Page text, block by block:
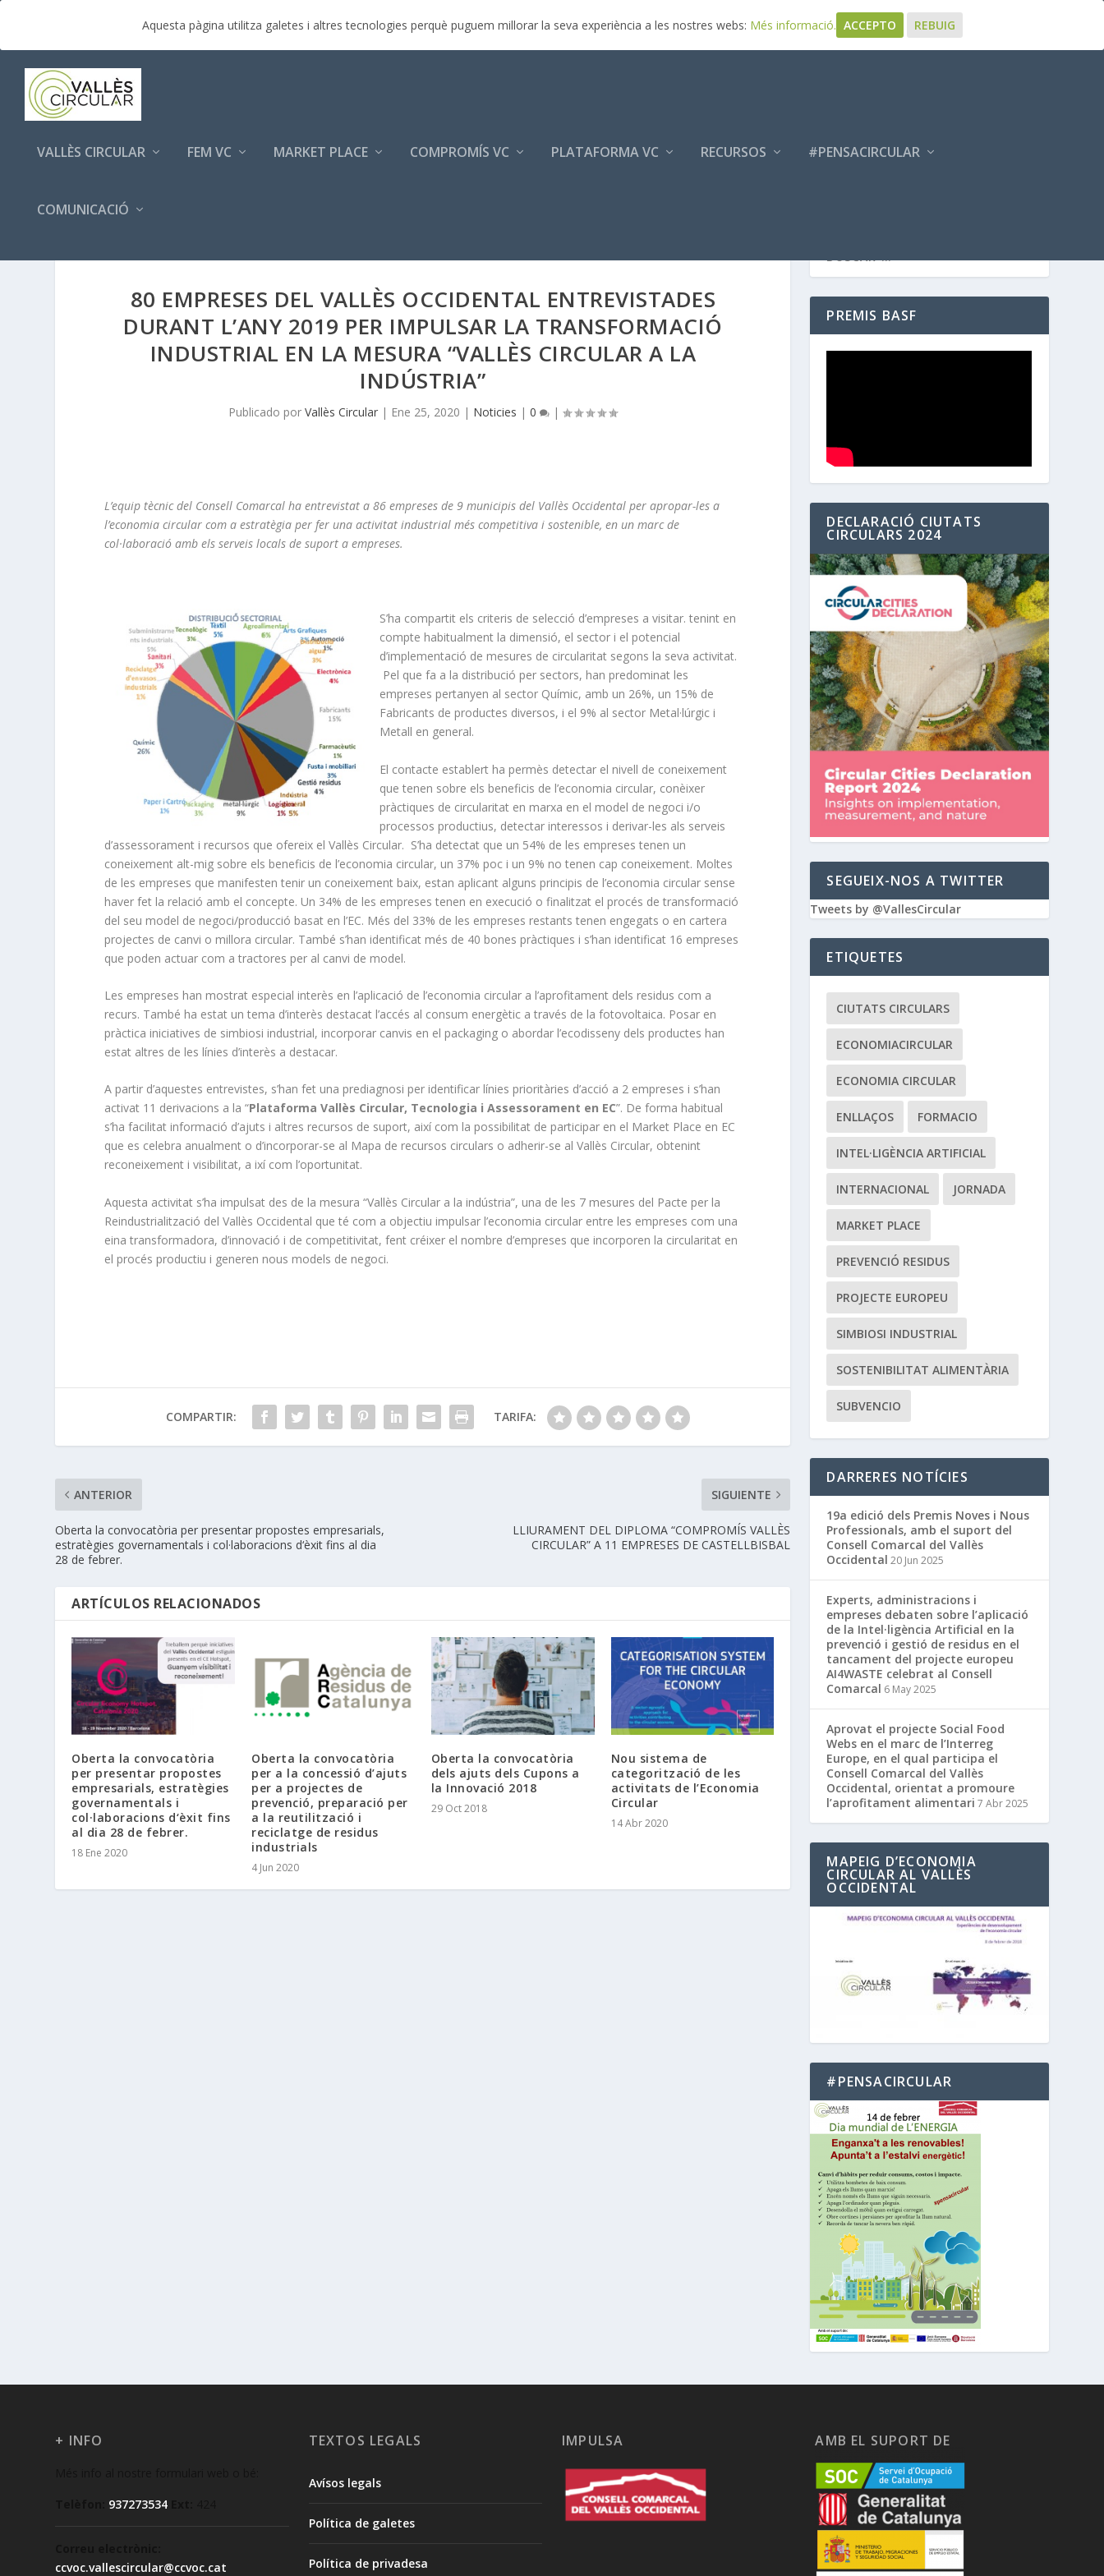
TENDENCIAS: Market Place – Jornada Vallès Circular 2017
VALLÈS CIRCULAR FEM VC MARKET PLACE COMPROMÍS VC PLATAFORMA VC RECURSOS #PENSACIRCULAR
COMUNICACIÓ
80 EMPRESES DEL VALLÈS OCCIDENTAL ENTREVISTADES
DURANT L’ANY 2019 PER IMPULSAR LA TRANSFORMACIÓ
INDUSTRIAL EN LA MESURA “VALLÈS CIRCULAR A LA
INDÚSTRIA”
Publicado porVallès Circular | Ene 25, 2020 | Noticies |0 |
L’equip tècnic del Consell Comarcal ha entrevistat a 86 empreses de 9 municipis del Vallès Occidental per apropar-les a
l’economia circular com a estratègia per fer una activitat industrial més competitiva i sostenible, en un marc de
col·laboració amb els serveis locals de suport a empreses.
S’ha compartit els criteris de selecció d’empreses a visitar. tenint en
compte habitualment la dimensió, el sector i el potencial
d’implementació de mesures de circularitat segons la seva activitat.
Pel que fa a la distribució per sectors, han predominat les
empreses pertanyen al sector Químic, amb un 26%, un 15% de
Fabricants de productes diversos, i el 9% al sector Metal·lúrgic i
Metall en general.
El contacte establert ha permès detectar el nivell de coneixement
que tenen sobre els beneficis de l’economia circular, conèixer
pràctiques de circularitat en marxa en el model de negoci i/o
processos productius, detectar interessos i derivar-les als serveis
d’assessorament i recursos que ofereix el Vallès Circular. S’ha detectat que un 54% de les empreses tenen un
coneixement alt-mig sobre els beneficis de l’economia circular, un 37% poc i un 9% no tenen cap coneixement. Moltes
de les empreses que manifesten tenir un coneixement baix, estan aplicant alguns principis de l’economia circular sense
haver fet la relació amb el concepte. Un 34% de les empreses tenen en execució o finalitzat el procés de transformació
del seu model de negoci/producció basat en l’EC. Més del 33% de les empreses restants tenen engegats o en cartera
projectes de canvi o millora circular. També s’han identificat més de 40 bones pràctiques i s’han identificat 16 empreses
que poden actuar com a tractores per al canvi de model.
Les empreses han mostrat especial interès en l’aplicació de l’economia circular a l’aprofitament dels residus com a
recurs. També ha estat un tema d’interès destacat l’accés al consum energètic a través de la fotovoltaica. Posar en
pràctica iniciatives de simbiosi industrial, incorporar canvis en el packaging o abordar l’ecodisseny dels productes han
estat altres de les línies d’interès a destacar.
A partir d’aquestes entrevistes, s’han fet una prediagnosi per identificar línies prioritàries d’acció a 2 empreses i s’han
activat 11 derivacions a la “Plataforma Vallès Circular, Tecnologia i Assessorament en EC”. De forma habitual
s’ha facilitat informació d’ajuts i altres recursos de suport, així com la possibilitat de participar en el Market Place en EC
que es celebra anualment o d’incorporar-se al Mapa de recursos circulars o adherir-se al Vallès Circular, obtenint
reconeixement i visibilitat, a ixí com l’oportunitat.
Aquesta activitat s’ha impulsat des de la mesura “Vallès Circular a la indústria”, una de les 7 mesures del Pacte per la
Reindustrialització del Vallès Occidental que té com a objectiu impulsar l’economia circular entre les empreses com una
eina transformadora, d’innovació i de competitivitat, fent créixer el nombre d’empreses que incorporen la circularitat en
el procés productiu i generen nous models de negoci.
COMPARTIR: TARIFA:
ANTERIOR
Oberta la convocatòria per presentar propostes empresarials,
estratègies governamentals i col·laboracions d‘èxit fins al dia
28 de febrer.
SIGUIENTE
LLIURAMENT DEL DIPLOMA “COMPROMÍS VALLÈS
CIRCULAR” A 11 EMPRESES DE CASTELLBISBAL
ARTÍCULOS RELACIONADOS
Oberta la convocatòria
per presentar propostes
empresarials, estratègies
governamentals i
col·laboracions d‘èxit fins
al dia 28 de febrer.
18 Ene 2020
Oberta la convocatòria
per a la concessió d’ajuts
per a projectes de
prevenció, preparació per
a la reutilització i
reciclatge de residus
industrials
4 Jun 2020
Oberta la convocatòria
dels ajuts dels Cupons a
la Innovació 2018
29 Oct 2018
Nou sistema de
categorització de les
activitats de l’Economia
Circular
14 Abr 2020
PREMIS BASF
DECLARACIÓ CIUTATS
CIRCULARS 2024
SEGUEIX-NOS A TWITTER
Tweets by @VallesCircular
ETIQUETES
CIUTATS CIRCULARS
ECONOMIACIRCULAR
ECONOMIA CIRCULAR
ENLLAÇOS FORMACIO
INTEL·LIGÈNCIA ARTIFICIAL
INTERNACIONAL JORNADA
MARKET PLACE
PREVENCIÓ RESIDUS
PROJECTE EUROPEU
SIMBIOSI INDUSTRIAL
SOSTENIBILITAT ALIMENTÀRIA
SUBVENCIO
DARRERES NOTÍCIES
19a edició dels Premis Noves i Nous
Professionals, amb el suport del
Consell Comarcal del Vallès
Occidental 20 Jun 2025
Experts, administracions i
empreses debaten sobre l’aplicació
de la Intel·ligència Artificial en la
prevenció i gestió de residus en el
tancament del projecte europeu
AI4WASTE celebrat al Consell
Comarcal 6 May 2025
Aprovat el projecte Social Food
Webs en el marc de l’Interreg
Europe, en el qual participa el
Consell Comarcal del Vallès
Occidental, orientat a promoure
l’aprofitament alimentari 7 Abr 2025
MAPEIG D’ECONOMIA
CIRCULAR AL VALLÈS
OCCIDENTAL
#PENSACIRCULAR
+ INFO
937273534
ccvoc.vallescircular@ccvoc.cat
TEXTOS LEGALS
Avísos legals
Política de galetes
Política de privadesa
IMPULSA AMB EL SUPORT DE
Aquesta pàgina utilitza galetes i altres tecnologies perquè puguem millorar la seva experiència a les nostres webs: Més informació. ACCEPTO REBUIG